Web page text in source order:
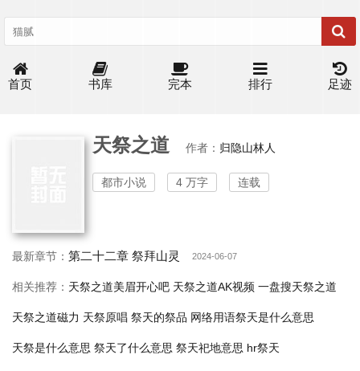
首页 书库 完本 排行 足迹
天祭之道 作者： 归隐山林人
都市小说 4 万字 连载
最新章节： 第二十二章 祭拜山灵 2024-06-07
相关推荐： 天祭之道美眉开心吧 天祭之道AK视频 一盘搜天祭之道
天祭之道磁力 天祭原唱 祭天的祭品 网络用语祭天是什么意思
天祭是什么意思 祭天了什么意思 祭天祀地意思 hr祭天